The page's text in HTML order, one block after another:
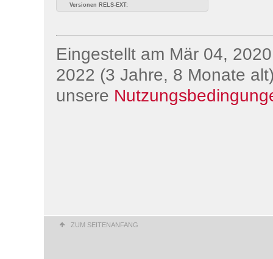
Versionen RELS-EXT:
Eingestellt am Mär 04,
2022 (3 Jahre, 8 Monate
unsere
ZUM SEITENANFANG